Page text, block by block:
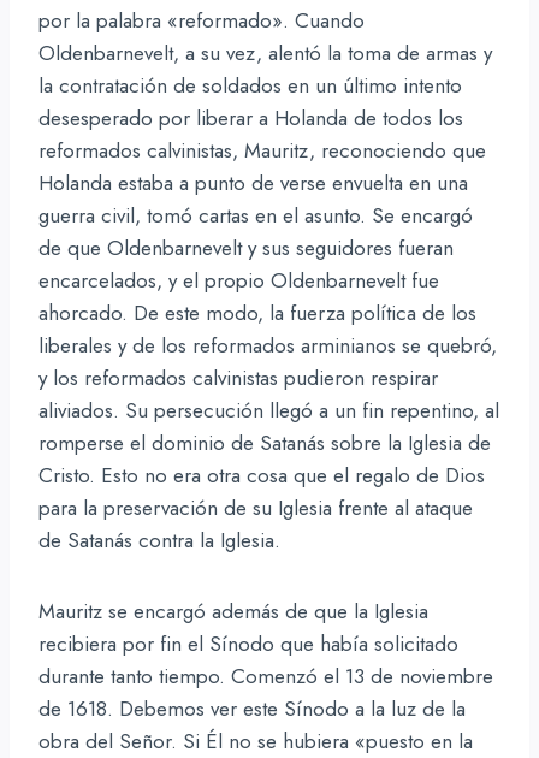
por la palabra «reformado». Cuando
Oldenbarnevelt, a su vez, alentó la toma de armas y
la contratación de soldados en un último intento
desesperado por liberar a Holanda de todos los
reformados calvinistas, Mauritz, reconociendo que
Holanda estaba a punto de verse envuelta en una
guerra civil, tomó cartas en el asunto. Se encargó
de que Oldenbarnevelt y sus seguidores fueran
encarcelados, y el propio Oldenbarnevelt fue
ahorcado. De este modo, la fuerza política de los
liberales y de los reformados arminianos se quebró,
y los reformados calvinistas pudieron respirar
aliviados. Su persecución llegó a un fin repentino, al
romperse el dominio de Satanás sobre la Iglesia de
Cristo. Esto no era otra cosa que el regalo de Dios
para la preservación de su Iglesia frente al ataque
de Satanás contra la Iglesia.
Mauritz se encargó además de que la Iglesia
recibiera por fin el Sínodo que había solicitado
durante tanto tiempo. Comenzó el 13 de noviembre
de 1618. Debemos ver este Sínodo a la luz de la
obra del Señor. Si Él no se hubiera «puesto en la